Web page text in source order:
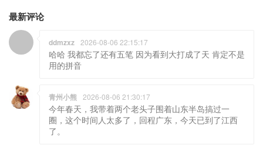
最新评论
ddmzxz 2026-08-06 22:15:17
哈哈 我都忘了还有五笔 因为看到大打成了天 肯定不是
用的拼音
青州小熊 2026-08-06 21:30:17
今年春天，我带着两个老头子围着山东半岛搞过一
圈，这个时间人太多了，回程广东，今天已到了江西
了。